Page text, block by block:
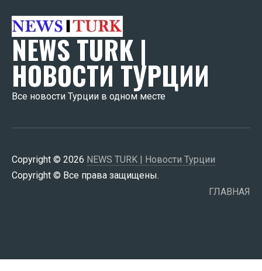
NEWS TURK |
НОВОСТИ ТУРЦИИ
Все новости Турции в одном месте
Copyright © 2026 NEWS TURK | Новости Турции
Copyright © Все права защищены.
ГЛАВНАЯ